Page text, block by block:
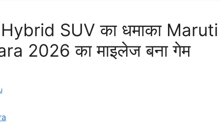
SUV का धमाका Maruti
2026 का माइलेज बना गेम